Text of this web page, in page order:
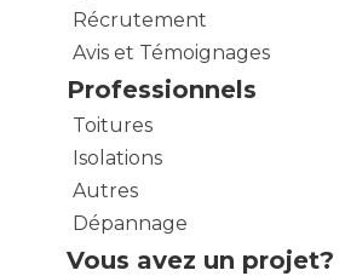
Récrutement
Avis et Témoignages
Professionnels
Toitures
Isolations
Autres
Dépannage
Vous avez un projet?